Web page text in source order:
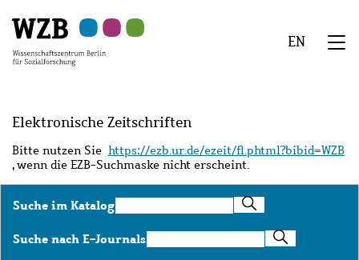
Hauptinhalt
springen
Navigation
springen
Suche
springen
Sekundärnavigation
springen
Fußzeile
springen
EN
Elektronische Zeitschriften
Bitte nutzen Sie https://ezb.ur.de/ezeit/fl.phtml?bibid=WZB
, wenn die EZB-Suchmaske nicht erscheint.
Suche im KatalogSuche
im
Katalog
Suche nach E-JournalsSuche
nach